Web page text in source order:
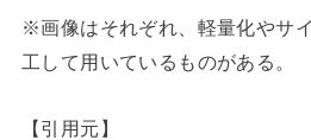
※画像はそれぞれ、軽量化やサ
工して用いているものがある。
【引用元】